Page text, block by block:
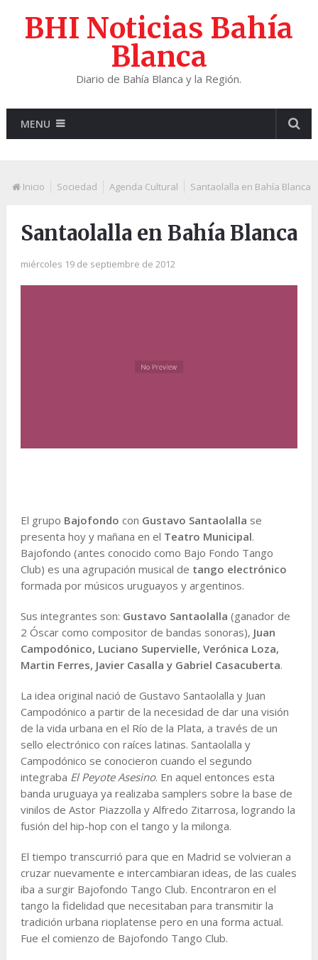
BHI Noticias Bahía
Blanca
Diario de Bahía Blanca y la Región.
MENU
Inicio Sociedad Agenda Cultural Santaolalla en Bahía Blanca
Santaolalla en Bahía Blanca
miércoles 19 de septiembre de 2012
El grupo Bajofondo con Gustavo Santaolalla se
presenta hoy y mañana en el Teatro Municipal.
Bajofondo (antes conocido como Bajo Fondo Tango
Club) es una agrupación musical de tango electrónico
formada por músicos uruguayos y argentinos.
Sus integrantes son: Gustavo Santaolalla (ganador de
2 Óscar como compositor de bandas sonoras), Juan
Campodónico, Luciano Supervielle, Verónica Loza,
Martin Ferres, Javier Casalla y Gabriel Casacuberta.
La idea original nació de Gustavo Santaolalla y Juan
Campodónico a partir de la necesidad de dar una visión
de la vida urbana en el Río de la Plata, a través de un
sello electrónico con raíces latinas. Santaolalla y
Campodónico se conocieron cuando el segundo
integraba El Peyote Asesino. En aquel entonces esta
banda uruguaya ya realizaba samplers sobre la base de
vinilos de Astor Piazzolla y Alfredo Zitarrosa, logrando la
fusión del hip-hop con el tango y la milonga.
El tiempo transcurrió para que en Madrid se volvieran a
cruzar nuevamente e intercambiaran ideas, de las cuales
iba a surgir Bajofondo Tango Club. Encontraron en el
tango la fidelidad que necesitaban para transmitir la
tradición urbana rioplatense pero en una forma actual.
Fue el comienzo de Bajofondo Tango Club.